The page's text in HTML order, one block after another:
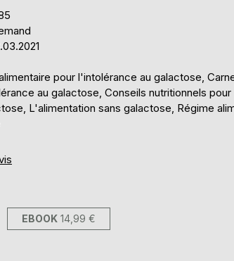
pour l'intolérance au galactose,
au galactose, Conseils nutritionnels pour
L'alimentation sans galactose, Régime
EBOOK 14,99 €